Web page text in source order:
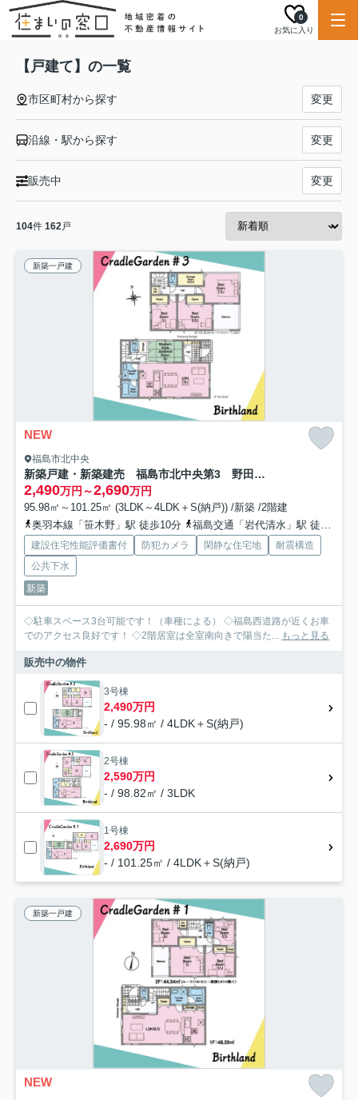
お気に入り
0
【戸建て】の一覧
市区町村から探す 変更
沿線・駅から探す 変更
販売中 変更
104件 162戸
新築一戸建
NEW
福島市北中央
新築戸建・新築建売 福島市北中央第3 野田小・野田中
2,490万円～2,690万円
95.98㎡～101.25㎡ (3LDK～4LDK＋S(納戸)) /新築 /2階建
奥羽本線「笹木野」駅 徒歩10分
福島交通「岩代清水」駅 徒歩31分
建設住宅性能評価書付 防犯カメラ 閑静な住宅地
耐震構造
公共下水
新築
◇駐車スペース3台可能です！（車種による） ◇福島西道路が近くお車
でのアクセス良好です！ ◇2階居室は全室南向きで陽当た... もっと見る
販売中の物件
3号棟
2,490万円
- / 95.98㎡ / 4LDK＋S(納戸)
2号棟
2,590万円
- / 98.82㎡ / 3LDK
1号棟
2,690万円
- / 101.25㎡ / 4LDK＋S(納戸)
新築一戸建
NEW